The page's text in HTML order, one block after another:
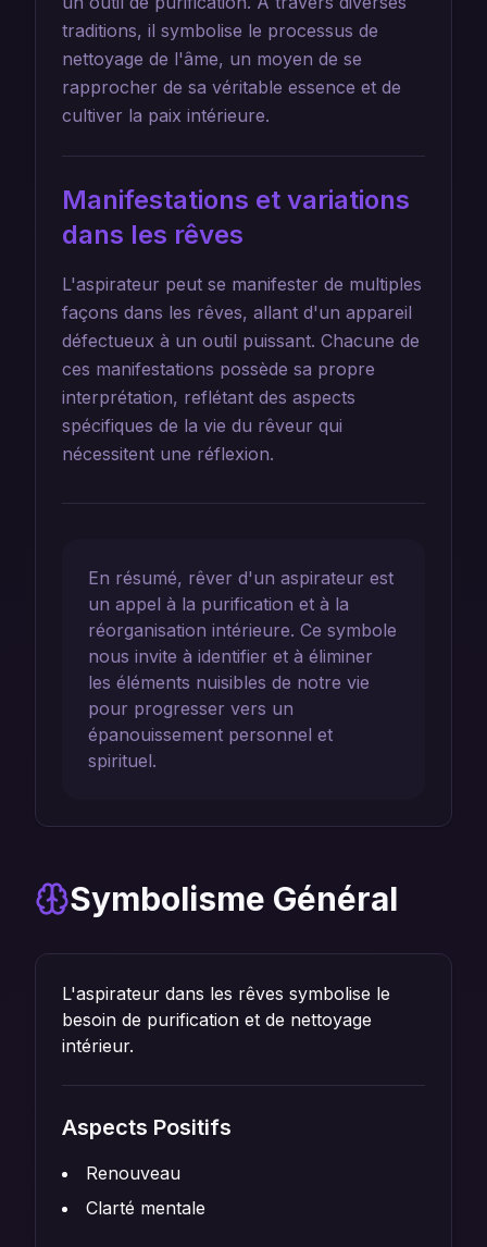
traditions, il symbolise le processus de
nettoyage de l'âme, un moyen de se
rapprocher de sa véritable essence et de
cultiver la paix intérieure.
Manifestations et variations
dans les rêves
L'aspirateur peut se manifester de multiples
façons dans les rêves, allant d'un appareil
défectueux à un outil puissant. Chacune de
ces manifestations possède sa propre
interprétation, reflétant des aspects
spécifiques de la vie du rêveur qui
nécessitent une réflexion.
En résumé, rêver d'un aspirateur est
un appel à la purification et à la
réorganisation intérieure. Ce symbole
nous invite à identifier et à éliminer
les éléments nuisibles de notre vie
pour progresser vers un
épanouissement personnel et
spirituel.
Symbolisme Général
L'aspirateur dans les rêves symbolise le
besoin de purification et de nettoyage
intérieur.
Aspects Positifs
Renouveau
Clarté mentale